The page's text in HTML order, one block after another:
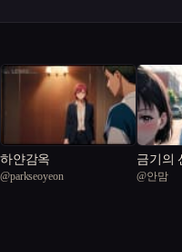
하얀감옥
@parkseoyeon
금기의
@안맘